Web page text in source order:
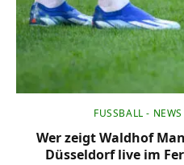
FUSSBALL - NEWS
Wer zeigt Waldhof
Düsseldorf live im